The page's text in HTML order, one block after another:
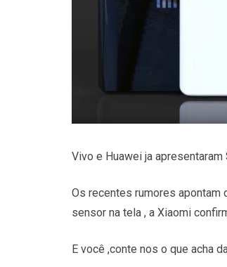
Vivo e Huawei ja
Os recentes rumores apontam
sensor na tela , a Xiaomi
E você ,conte nos o que acha